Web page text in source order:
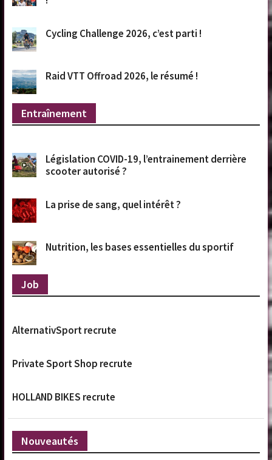
Cycling Challenge 2026, c’est parti !
Raid VTT Offroad 2026, le résumé !
Entraînement
Législation COVID-19, l’entrainement derrière
scooter autorisé ?
La prise de sang, quel intérêt ?
Nutrition, les bases essentielles du sportif
Job
AlternativSport recrute
Private Sport Shop recrute
HOLLAND BIKES recrute
Nouveautés